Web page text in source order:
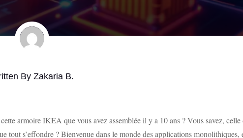
By Zakaria B.
armoire IKEA que vous avez assemblée il y a 10 ans ? Vous savez,
tout s’effondre ? Bienvenue dans le monde des applications